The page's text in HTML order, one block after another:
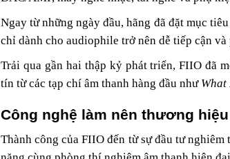
Ngay từ những ngày đầu, hãng đã đặt mục
chỉ dành cho audiophile trở nên dễ tiếp cận
Trải qua gần hai thập kỷ phát triển, FIIO đã
tín từ các tạp chí âm thanh hàng đầu như
Công nghệ làm nên thương hiệu
Thành công của FIIO đến từ sự đầu tư